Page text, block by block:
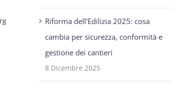
Riforma dell’Edilizia 2025: cosa
cambia per sicurezza, conformità e
gestione dei cantieri
8 Dicembre 2025